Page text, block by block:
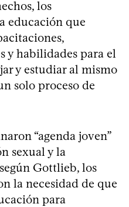
los
educación que
y habilidades para el
y estudiar al mismo
solo proceso de
“agenda joven”
sexual y la
Gottlieb, los
la necesidad de que
para